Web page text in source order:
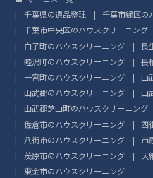
千葉県の遺品整理
千葉市緑区の
千葉市中央区のハウスクリーニング
白子町のハウスクリーニング
長
睦沢町のハウスクリーニング
長
一宮町のハウスクリーニング
山
山武郡のハウスクリーニング
山
山武郡芝山町のハウスクリーニング
佐倉市のハウスクリーニング
四
八街市のハウスクリーニング
市
茂原市のハウスクリーニング
大
東金市のハウスクリーニング